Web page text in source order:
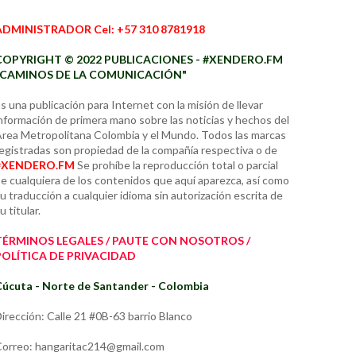
Cel: +57 310 8781918
© 2022 PUBLICACIONES - #XENDERO.FM
DE LA COMUNICACIÓN"
una publicación para Internet con la misión de llevar
de primera mano sobre las noticias y hechos del
Metropolitana Colombia y el Mundo. Todos las marcas
son propiedad de la compañía respectiva o de
Se prohíbe la reproducción total o parcial
cualquiera de los contenidos que aquí aparezca, así como
traducción a cualquier idioma sin autorización escrita de
titular.
LEGALES / PAUTE CON NOSOTROS /
DE PRIVACIDAD
- Norte de Santander - Colombia
Calle 21 #0B-63 barrio Blanco
hangaritac214@gmail.com